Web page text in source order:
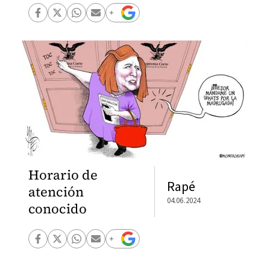
Horario de
atención
conocido
Rapé
04.06.2024